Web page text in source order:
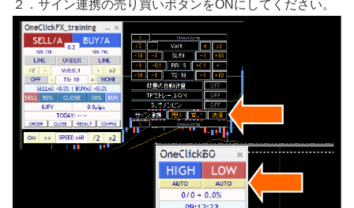
２．サイン連携の売り買いボタンをONにしてください。